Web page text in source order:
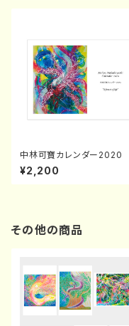
中林可寶カレンダー2020
¥2,200
その他の商品